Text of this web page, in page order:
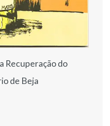
Recuperação do
de Beja